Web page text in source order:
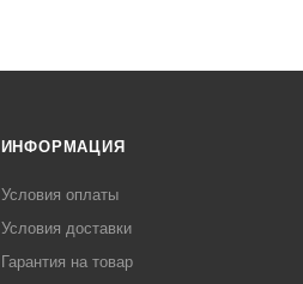
ИНФОРМАЦИЯ
Условия оплаты
Условия доставки
Гарантия на товар